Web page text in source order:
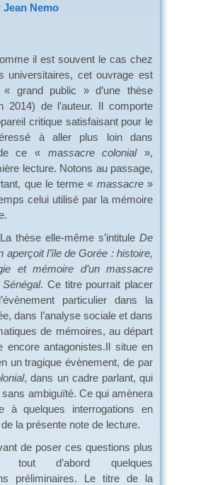
Jean Nemo
il est souvent le cas chez
universitaires, cet ouvrage est
grand public » d’une thèse
2014) de l’auteur. Il comporte
critique satisfaisant pour le
à aller plus loin dans
de ce « massacre colonial»,
lecture. Notons au passage,
que le terme « massacre»
celui utilisé par la mémoire
elle-même s’intitule De
aperçoit l’île de Gorée : histoire,
et mémoire d’un massacre
. Ce titre pourrait placer
particulier dans la
dans l’analyse sociale et dans
de mémoires, au départ
encore antagonistes.Il situe en
un tragique évènement, de par
, dans un cadre parlant, qui
ambiguïté. Ce qui amènera
à quelques interrogations en
la présente note de lecture.
poser ces questions plus
tout d’abord quelques
préliminaires. Le titre de la